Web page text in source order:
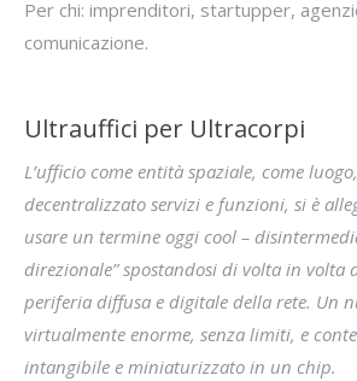
Per chi: imprenditori, startupper,
comunicazione.
Ultrauffici per Ultracorpi
L’ufficio come entità spaziale, come
decentralizzato servizi e funzioni, si è
usare un termine oggi cool –
direzionale” spostandosi di volta in volta
periferia diffusa e digitale della rete. Un
virtualmente enorme, senza limiti, e
intangibile e miniaturizzato in un chip.